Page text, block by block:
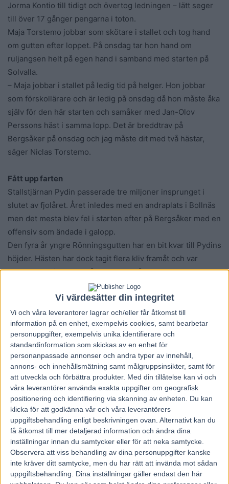
Vi värdesätter din integritet
Vi och våra leverantorer lagrar och/eller får åtkomst till
information på en enhet, exempelvis cookies, samt bearbetar
personuppgifter, exempelvis unika identifierare och
standardinformation som skickas av en enhet för
personanpassade annonser och andra typer av innehåll,
annons- och innehållsmätning samt målgruppsinsikter, samt för
att utveckla och förbättra produkter. Med din tillåtelse kan vi och
våra leverantörer använda exakta uppgifter om geografisk
positionering och identifiering via skanning av enheten. Du kan
klicka för att godkänna vår och våra leverantörers
uppgiftsbehandling enligt beskrivningen ovan. Alternativt kan du
få åtkomst till mer detaljerad information och ändra dina
inställningar innan du samtycker eller för att neka samtycke.
Observera att viss behandling av dina personuppgifter kanske
inte kräver ditt samtycke, men du har rätt att invända mot sådan
uppgiftsbehandling. Dina inställningar gäller endast den här
Jorma Kontio till tidigt och övertog ledningen – lätt seger
till över 17 gånger pengarna i toton.
Maja Torstemo jobbar som skötare i stallet och tog hand
om gutten efter loppet. På onsdag tar hon hand om
ruljangsen helt på egen hand i samband med starten på
Solvalla.
– Maja jobbar i stallet på ledig tid på helger. Hon jobbar
som förskollärare och är ledig på onsdag då hon måste åka
själv för den här starten och samåker med Jan-Olov
Perssons häst i samma lopp. Det är breddtrav på
Bergsåker på onsdag och jag måste dit med två hästar,
säger Niclas Torstemo.
Fått upp farten
Stallstjärnan Pydin passerade tre miljoner insprunget i
slutet av fjolåret. Året inledes med en andraplats i Bollnäs
men det mesta blev fel i starten efter på Bergsåker med en
offensiv som ändade i galopp.
Den fyra år yngre Rönningsgutten har en bit kvar till Pydins
höjder. Hästen har dock tagit flera kliv framåt och var
mycket bra vid segern årsdebuten på Romme.
Rönningsgutten blev trea i Centaurs lopp förra året och är
en bättre häst i år. Åtminstone tror och hoppas Niclas
Torstemo det.
– Rönningsgutten är den riktigt gamla sortens kallblod, det
är”gammal stam” i honom och hästen var väldigt sen i
början. Han har alltid visat rejäl styrka men inte haft någon
fart och uppfattning egentligen och det är det han lärt sig
nu då, säger han.
Säsongerna som tre- och fyraåring var bara en läroperiod
för hästen. 2021 och 2022 rätade valacken upp sig och
resultaten började komma.
Åtgärdad i ett framknä
Efter en sämre insats i höstas tilldömdes hästen ett
kvallopp på grund av otillräcklig prestation.